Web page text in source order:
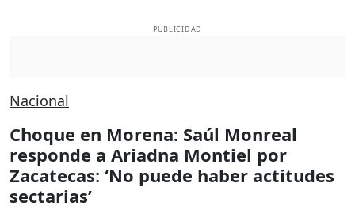
PUBLICIDAD
Nacional
Choque en Morena: Saúl Monreal
responde a Ariadna Montiel por
Zacatecas: ‘No puede haber actitudes
sectarias’